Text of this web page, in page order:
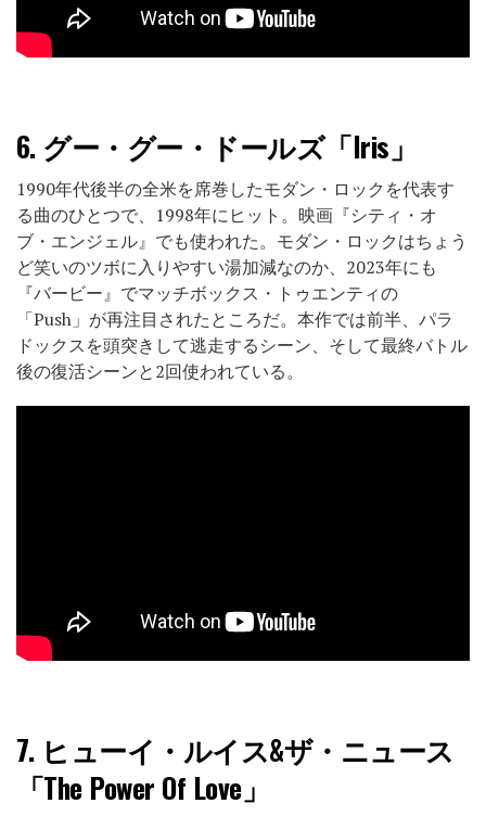
6. グー・グー・ドールズ「Iris」
1990年代後半の全米を席巻したモダン・ロックを代表す
る曲のひとつで、1998年にヒット。映画『シティ・オ
ブ・エンジェル』でも使われた。モダン・ロックはちょう
ど笑いのツボに入りやすい湯加減なのか、2023年にも
『バービー』でマッチボックス・トゥエンティの
「Push」が再注目されたところだ。本作では前半、パラ
ドックスを頭突きして逃走するシーン、そして最終バトル
後の復活シーンと2回使われている。
7. ヒューイ・ルイス&ザ・ニュース
「The Power Of Love」